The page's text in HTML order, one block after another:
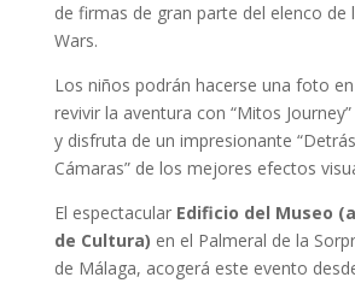
de firmas de gran parte del elenco de
Wars.
Los niños podrán hacerse una foto
revivir la aventura con “Mitos
y disfruta de un impresionante
Cámaras” de los mejores efectos
El espectacular Edificio del Museo
de Cultura) en el Palmeral de la
de Málaga, acogerá este evento